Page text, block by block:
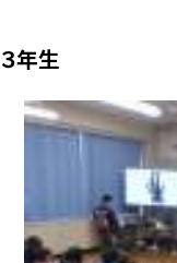
３年生